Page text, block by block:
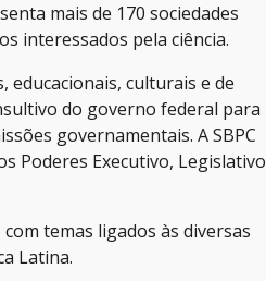
mais de 170 sociedades
interessados pela ciência.
educacionais, culturais e de
do governo federal para
governamentais. A SBPC
Poderes Executivo, Legislativo
temas ligados às diversas
Latina.